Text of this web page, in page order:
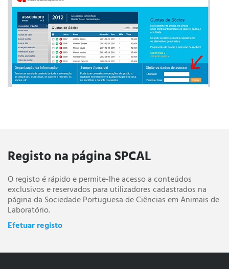
Registo na página SPCAL
O registo é rápido e permite-lhe acesso a conteúdos
exclusivos e reservados para utilizadores cadastrados na
página da Sociedade Portuguesa de Ciências em Animais de
Laboratório.
Efetuar registo